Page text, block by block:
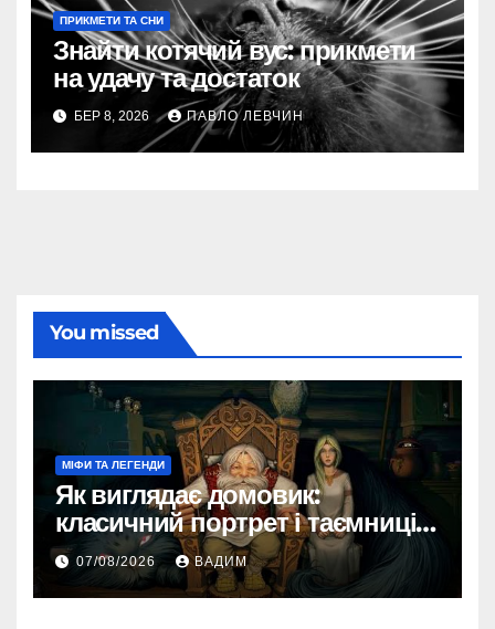
ПРИКМЕТИ ТА СНИ
Знайти котячий вус: прикмети
на удачу та достаток
БЕР 8, 2026 ПАВЛО ЛЕВЧИН
You missed
МІФИ ТА ЛЕГЕНДИ
Як виглядає домовик:
класичний портрет і таємниці
зовнішності
07/08/2026 ВАДИМ